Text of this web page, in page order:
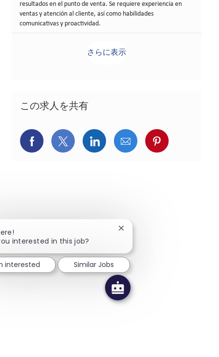
resultados en el punto de venta. Se requiere experiencia en
ventas y atención al cliente, así como habilidades
comunicativas y proactividad.
さらに表示
この求人を共有
Facebookでシェア
X(旧Twitter)でシェア
LinkedInでシェア
メールでシェア
Pinterestで
interested in this job?
Close chatbot notification
interested Similar Jobs